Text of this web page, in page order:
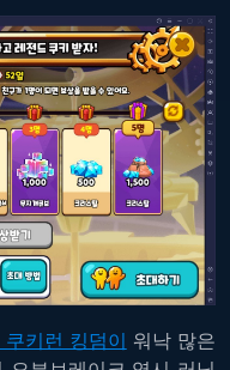
키런 킹덤이
워낙 많은